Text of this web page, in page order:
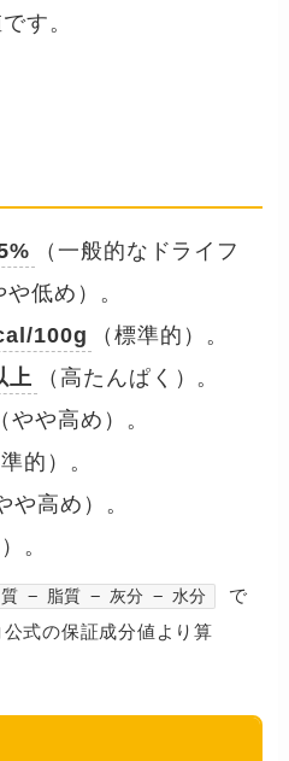
す。
（一般的なドライフ
低め）。
100g
（標準的）。
上
（高たんぱく）。
（やや高め）。
準的）。
や高め）。
。
質 − 脂質 − 灰分 − 水分
で
式の保証成分値より算